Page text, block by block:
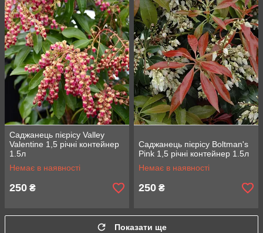
Саджанець пієрісу Valley
Valentine 1,5 річні контейнер
1.5л
Немає в наявності
250 ₴
Саджанець пієрісу Boltman's
Pink 1,5 річні контейнер 1.5л
Немає в наявності
250 ₴
Показати ще